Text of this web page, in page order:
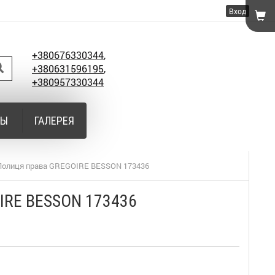
Вход
+380676330344,
+380631596195,
+380957330344
ГАЛЕРЕЯ
права GREGOIRE BESSON 173436
BESSON 173436